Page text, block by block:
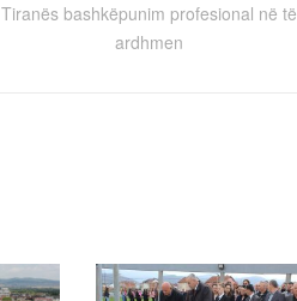
Tiranës bashkëpunim profesional në të
ardhmen